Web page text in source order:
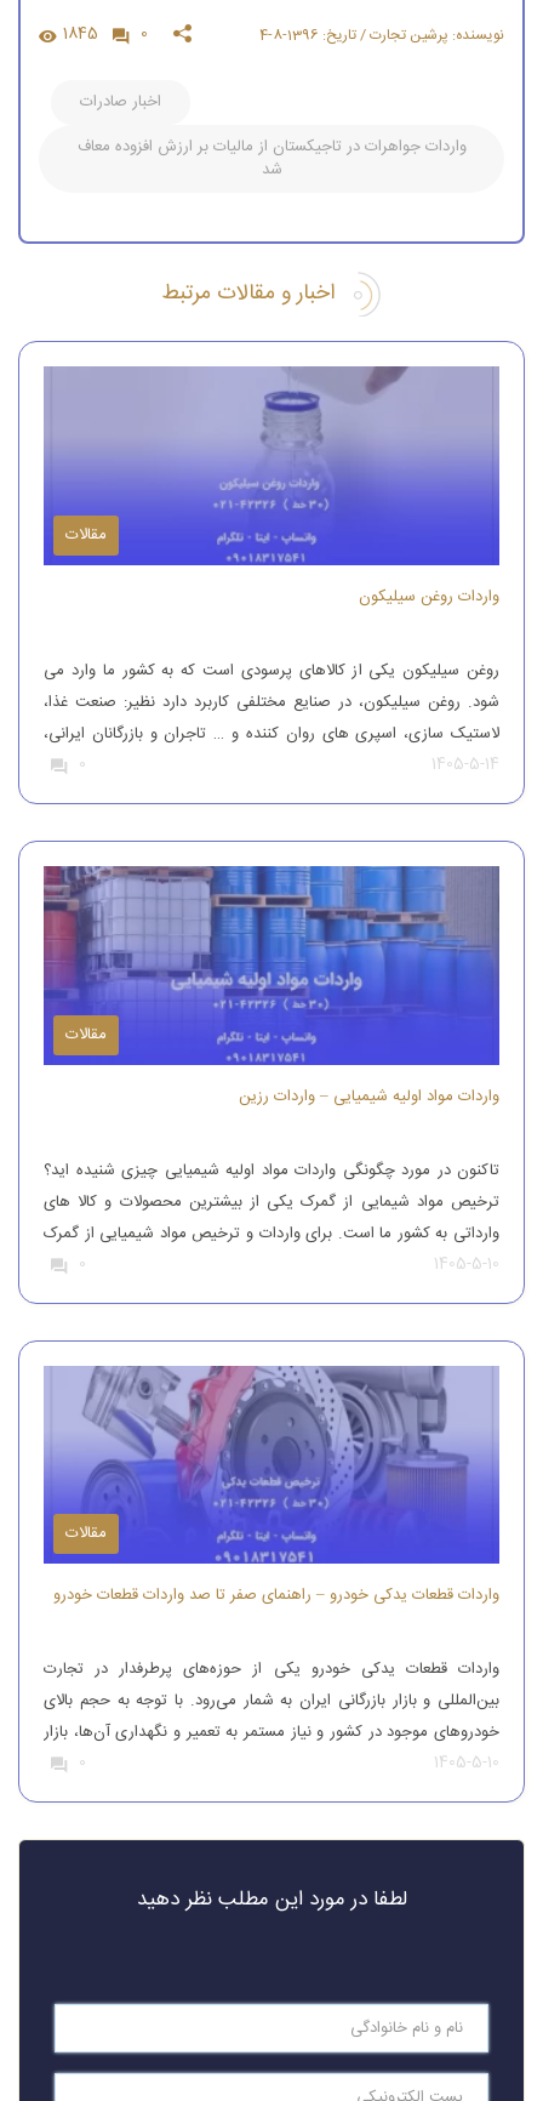
نویسنده: پرشین تجارت / تاریخ: 1396-8-4 0
1845
اخبار صادرات
واردات جواهرات در تاجیكستان از مالیات بر ارزش افزوده معاف
شد
اخبار و مقالات مرتبط
مقالات
واردات روغن سیلیکون
روغن سیلیکون یکی از کالاهای پرسودی است که به کشور ما وارد می
شود. روغن سیلیکون، در صنایع مختلفی کاربرد دارد نظیر: صنعت غذا،
لاستیک سازی، اسپری های روان کننده و … تاجران و بازرگانان ایرانی،
این محصول را از کشورهای همچون آلمان، ایتالیا، ترکیه و چین وارد
کشور می کنند تا بدین طریق نیاز […]
1405-5-14
0
مقالات
واردات مواد اولیه شیمیایی – واردات رزین
تاکنون در مورد چگونگی واردات مواد اولیه شیمیایی چیزی شنیده اید؟
ترخیص مواد شیمایی از گمرک یکی از بیشترین محصولات و کالا های
وارداتی به کشور ما است. برای واردات و ترخیص مواد شیمیایی از گمرک
باید به افراد با تجربه رجوع کرد. افرادی که بتوانند مواد شیمیایی درجه
یک را وارد کنند. واردات و […]
1405-5-10
0
مقالات
واردات قطعات یدکی خودرو – راهنمای صفر تا صد واردات قطعات خودرو
واردات قطعات یدکی خودرو یکی از حوزه‌های پرطرفدار در تجارت
بین‌المللی و بازار بازرگانی ایران به شمار می‌رود. با توجه به حجم بالای
خودروهای موجود در کشور و نیاز مستمر به تعمیر و نگهداری آن‌ها، بازار
قطعات یدکی همواره از تقاضای قابل‌توجهی برخوردار بوده است. افرادی
که قصد واردات قطعات یدکی خودرو را دارند، باید […]
1405-5-10
0
لطفا در مورد این مطلب نظر دهید